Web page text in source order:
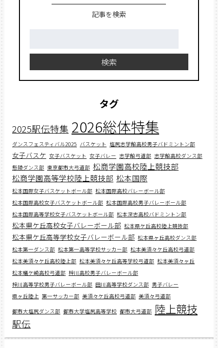
記事を検索
検索
タグ
2025駅伝特集 2026総体特集
ダンスフェスティバル2025 バスケット 塩尻志学館高校男子バドミントン部
女子バスケ 女子バスケット 女子バレー 志学館弓道部 志学館高校ダンス部
懸陵ダンス部 東京都市大弓道部 松商学園高校陸上競技部
松商学園高等学校陸上競技部 松本国際
松本国際女子バスケットボール部 松本国際高校バレーボール部
松本国際高校女子バスケットボール部 松本国際高校男子バレーボール部
松本国際高等学校女子バスケットボール部 松本深志高校バドミントン部
松本県ケ丘高校女子バレーボール部 松本県ケ丘高校陸上競技部
松本県ケ丘高等学校女子バレーボール部 松本県ヶ丘高校ダンス部
松本第一ダンス部 松本第一高等学校サッカー部 松本美須々ケ丘高校弓道部
松本美須々ケ丘高校陸上部 松本美須々ケ丘高等学校弓道部 松本美須々ヶ丘
松本蟻ケ崎高校弓道部 梓川高校男子バレーボール部
梓川高等学校男子バレーボール部 田川高等学校ダンス部 男子バレー
県ヶ丘陸上 第一サッカー部 美須々ケ丘高校弓道部 美須々弓道部
都市大塩尻ダンス部 都市大学塩尻高等学校 都市大弓道部 陸上競技
駅伝